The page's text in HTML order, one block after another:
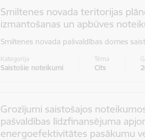
Smiltenes novada teritorijas
izmantošanas un apbūves
Smiltenes novada pašvaldības domes
Kategorija
Saistošie noteikumi
Tēma
Cits
Grozījumi saistošajos
pašvaldības līdzfinansējuma
energoefektivitātes pasākumu